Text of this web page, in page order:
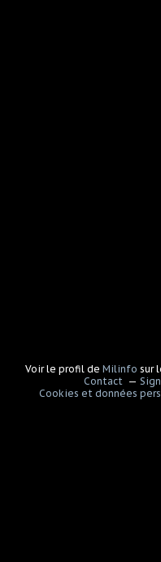
Voir le profil deMilinfo sur
Contact
Cookies et données